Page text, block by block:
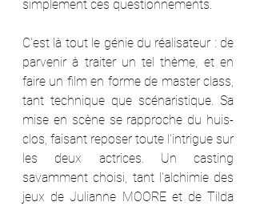
simplement ces questionnements.
C'est là tout le génie du réalisateur : de
parvenir à traiter un tel thème, et en
faire un film en forme de master class,
tant technique que scénaristique. Sa
mise en scène se rapproche du huis-
clos, faisant reposer toute l'intrigue sur
les deux actrices. Un casting
savamment choisi, tant l'alchimie des
jeux de Julianne MOORE et de Tilda